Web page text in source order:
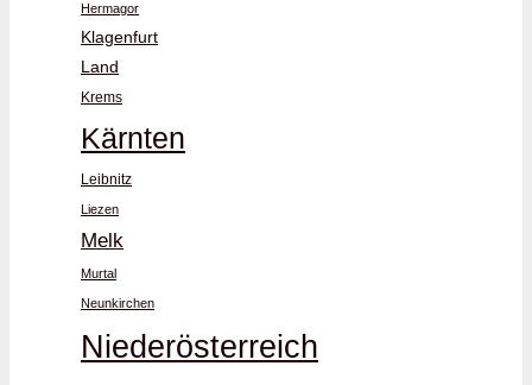
Hermagor
Klagenfurt
Land
Krems
Kärnten
Leibnitz
Liezen
Melk
Murtal
Neunkirchen
Niederösterreich